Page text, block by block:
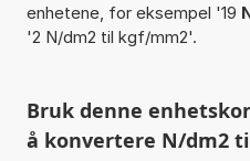
enhetene, for eksempel '19
'2 N/dm2 til kgf/mm2'.
Bruk denne
å konvertere N/dm2